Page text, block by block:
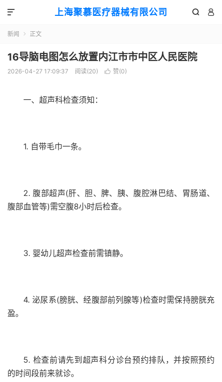
上海聚慕医疗器械有限公司  

新闻  正文
16导脑电图怎么放置内江市市中区人民医院
2026-04-27 17:09:37 阅读(20)  赞(0)
一、超声科检查须知：
1. 自带毛巾一条。
2. 腹部超声(肝、胆、脾、胰、腹腔淋巴结、胃肠道、
腹部血管等)需空腹8小时后检查。
3. 婴幼儿超声检查前需镇静。
4. 泌尿系(膀胱、经腹部前列腺等)检查时需保持膀胱充
盈。
5. 检查前请先到超声科分诊台预约排队，并按照预约
的时间段前来就诊。